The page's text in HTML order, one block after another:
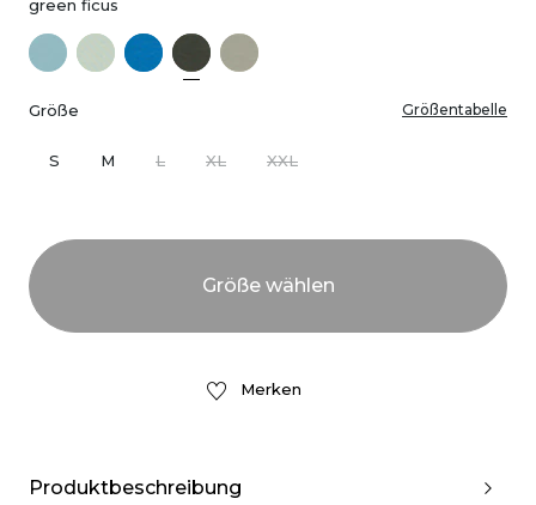
green ficus
Größe Größentabelle
S M L XL XXL
Merken
Produktbeschreibung